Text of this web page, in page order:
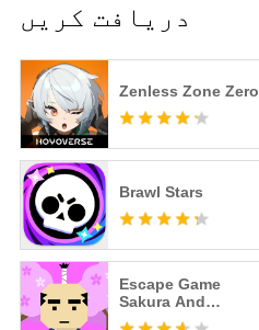
دریافت کریں
Zenless Zone Zero
Brawl Stars
Escape Game
Sakura And
Samurai